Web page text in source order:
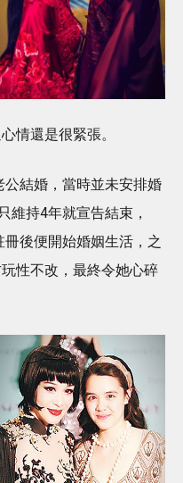
情還是很緊張。
結婚，當時並未安排婚
維持4年就宣告結束，
後便開始婚姻生活，之
性不改，最終令她心碎